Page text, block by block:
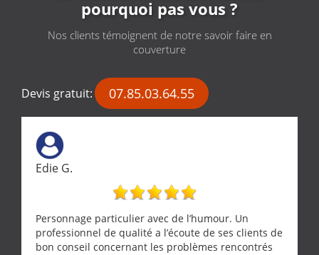
pourquoi pas vous ?
Nos clients témoignent de notre savoir faire en
couverture
Devis gratuit: 07.85.03.64.55
Edie G.
Personnage particulier avec de l’humour. Un
professionnel de qualité a l’écoute de ses clients de
bon conseil concernant les problèmes rencontrés